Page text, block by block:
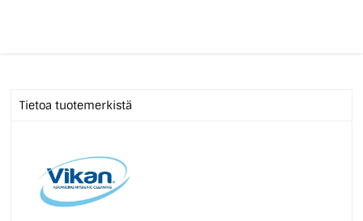
Tietoa tuotemerkistä